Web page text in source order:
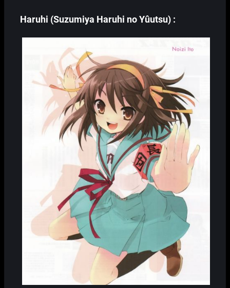
Haruhi (Suzumiya Haruhi no Yûutsu) :